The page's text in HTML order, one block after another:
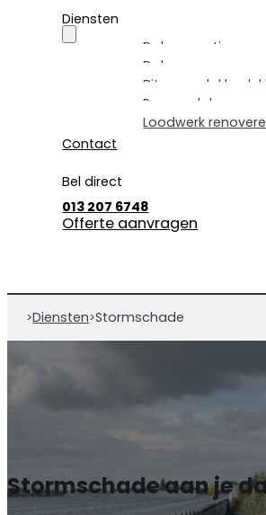
Diensten
Dakrenovatie
Dakpannen
Bitumen
Pannendak
Loodwerk
Contact
Bel direct
013 207 6748
Offerte aanvragen
>Diensten>Stormschade
Stormschade aan je